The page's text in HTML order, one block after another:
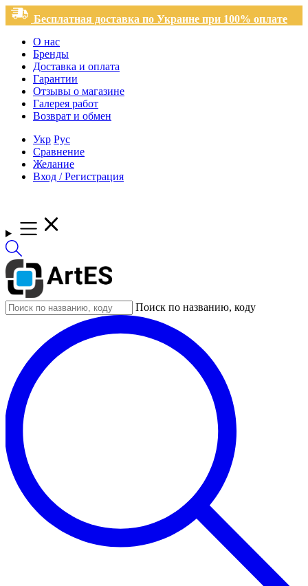
Бесплатная доставка по Украине при 100% оплате
О нас
Бренды
Доставка и оплата
Гарантии
Отзывы о магазине
Галерея работ
Возврат и обмен
Укр Рус
Сравнение
Желание
Вход / Регистрация
Поиск по названию, коду